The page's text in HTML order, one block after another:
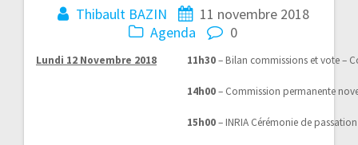
Thibault BAZIN
11 novembre 2018
Agenda
0
Lundi 12 Novembre 2018 11h30– Bilan commissions et vote –
14h00– Commission permanente
15h00– INRIA Cérémonie de